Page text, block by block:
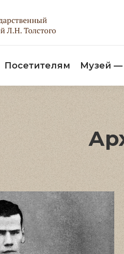
Посетителям Музей —